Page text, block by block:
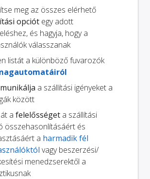
meg az összes elérhető
opciót egy adott
és hagyja, hogy a
válasszanak
listát a különböző fuvarozók
a szállítási igényeket a
között
a felelősséget a szállítási
összehasonlításáért és
a harmadik fél
vagy beszerzési/
menedzserektől a